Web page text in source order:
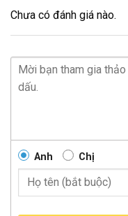
Chưa có đánh giá nào.
Anh Chị